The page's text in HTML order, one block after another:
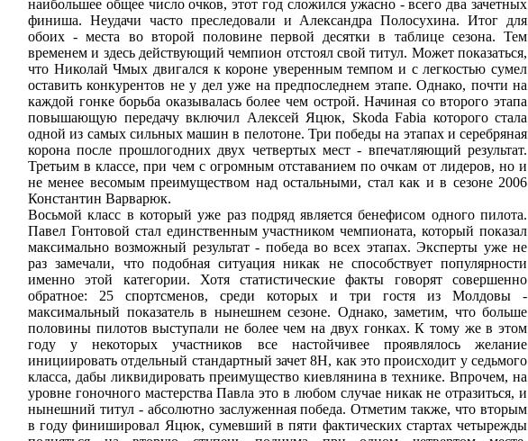
наибольшее общее число очков, этот год сложился ужасно - всего два зачетных
финиша. Неудачи часто преследовали и Александра Полосухина. Итог для
обоих - места во второй половине первой десятки в таблице сезона. Тем
временем и здесь действующий чемпион отстоял свой титул. Может показаться,
что Николай Чмых двигался к короне уверенным темпом и с легкостью сумел
оставить конкурентов не у дел уже на предпоследнем этапе. Однако, почти на
каждой гонке борьба оказывалась более чем острой. Начиная со второго этапа
повышающую передачу включил Алексей Яцюк, Skoda Fabia которого стала
одной из самых сильных машин в пелотоне. Три победы на этапах и серебряная
корона после прошлогодних двух четвертых мест - впечатляющий результат.
Третьим в классе, при чем с огромным отставанием по очкам от лидеров, но и
не менее весомым преимуществом над остальными, стал как и в сезоне 2006
Константин Варварюк.
Восьмой класс в который уже раз подряд является бенефисом одного пилота.
Павел Гонтовой стал единственным участником чемпионата, который показал
максимально возможный результат - победа во всех этапах. Эксперты уже не
раз замечали, что подобная ситуация никак не способствует популярности
именно этой категории. Хотя статистические факты говорят совершенно
обратное: 25 спортсменов, среди которых и три гостя из Молдовы -
максимальный показатель в нынешнем сезоне. Однако, заметим, что больше
половины пилотов выступали не более чем на двух гонках. К тому же в этом
году у некоторых участников все настойчивее проявлялось желание
инициировать отдельный стандартный зачет 8Н, как это происходит у седьмого
класса, дабы ликвидировать преимущество киевлянина в технике. Впрочем, на
уровне гоночного мастерства Павла это в любом случае никак не отразиться, и
нынешний титул - абсолютно заслуженная победа. Отметим также, что вторым
в году финишировал Яцюк, сумевший в пяти фактических стартах четырежды